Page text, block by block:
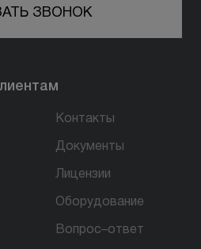
ЗВОНОК
Контакты
Документы
Лицензии
Оборудование
Вопрос–ответ